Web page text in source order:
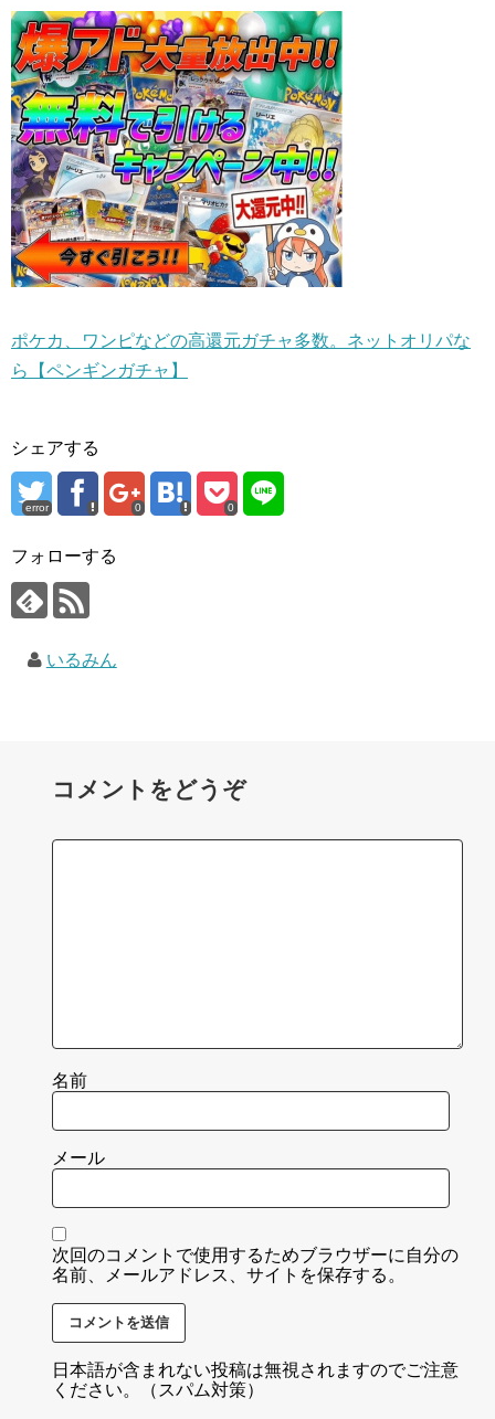
ポケカ、ワンピなどの高還元ガチャ多数。ネットオリパな
ら【ペンギンガチャ】
シェアする
error 0 0
フォローする
いるみん
コメントをどうぞ
名前
メール
次回のコメントで使用するためブラウザーに自分の
名前、メールアドレス、サイトを保存する。
日本語が含まれない投稿は無視されますのでご注意
ください。（スパム対策）